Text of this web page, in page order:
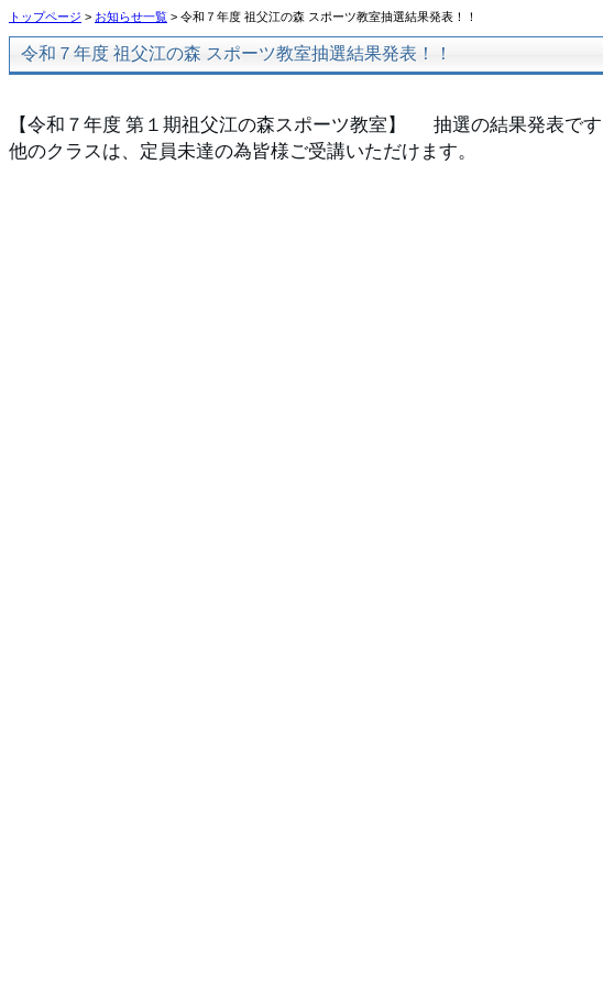
トップページ > お知らせ一覧 > 令和７年度 祖父江の森 スポーツ教室抽選結果発表！！
令和７年度 祖父江の森 スポーツ教室抽選結果発表！！
【令和７年度 第１期祖父江の森スポーツ教室】  　抽選の結果発表
他のクラスは、定員未達の為皆様ご受講いただけます。